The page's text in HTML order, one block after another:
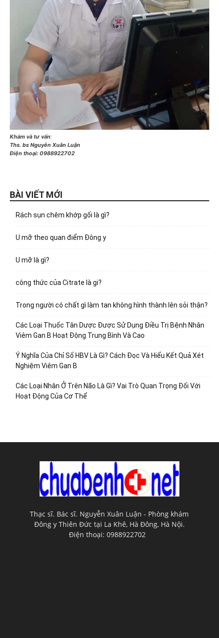
Khám và tư vấn:
Ths. bs Nguyễn Xuân Luận
Điện thoại: 0988922702
BÀI VIẾT MỚI
Rách sụn chêm khớp gối là gì?
U mỡ theo quan điểm Đông y
U mỡ là gì?
công thức của Citrate là gi?
Trong người có chất gì làm tan không hình thành lên sỏi thận?
Các Loại Thuốc Tân Dược Được Sử Dụng Điều Trị Bệnh Nhân
Viêm Gan B Hoạt Động Trung Bình Và Cao
Ý Nghĩa Của Chỉ Số HBV Là Gì? Cách Đọc Và Hiểu Kết Quả Xét
Nghiệm Viêm Gan B
Các Loại Nhân Ở Trên Não Là Gì? Vai Trò Quan Trọng Đối Với
Hoạt Động Của Cơ Thể
Thạc sĩ. Bác sĩ. Nguyễn Xuân Luận - Phòng khám
Đông y Thiên Đức tại La Khê, Hà Đông, Hà Nội.
Điện thoại: 0988922702